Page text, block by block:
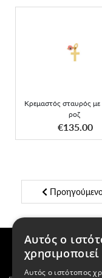
Κρεμαστός σταυρός με
ροζ
€135.00
Κρεμαστός σταυρός
ματάκι ροζ
ΑΠΟΚΤΗΣΕ ΤΟ
Αυτός ο
Αυτός ο ιστότοπος